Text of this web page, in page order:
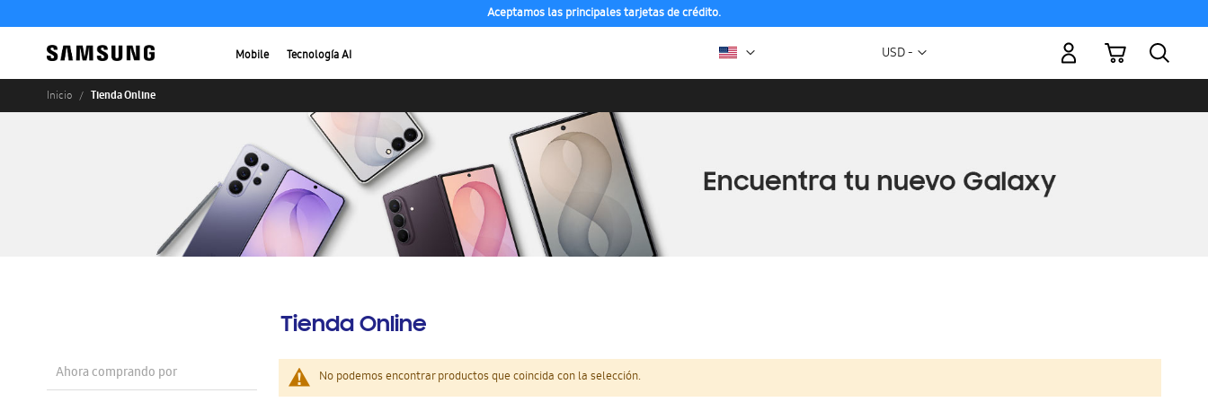
Aceptamos las principales tarjetas de crédito.
Mobile Tecnología AI Moneda
USD -
Mi carrito
Inicio Tienda Online
Tienda Online
No podemos encontrar productos que coincida con la selección.
Ahora comprando por